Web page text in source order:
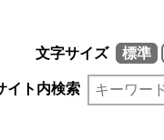
文字サイズ 標準
イト内検索